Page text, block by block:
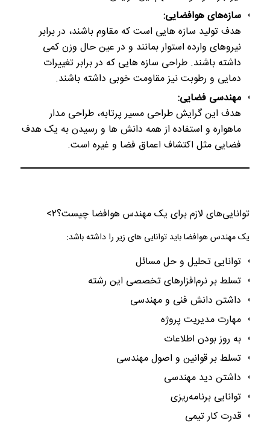
سازه‌های هوافضایی:
هدف تولید سازه هایی است که مقاوم باشند، در برابر
نیروهای وارده استوار بمانند و در عین حال وزن کمی
داشته باشند. طراحی سازه هایی که در برابر تغییرات
دمایی و رطوبت نیز مقاومت خوبی داشته باشند.
مهندسی فضایی:
هدف این گرایش طراحی مسیر پرتابه، طراحی مدار
ماهواره و استفاده از همه دانش ها و رسیدن به یک هدف
فضایی مثل اکتشاف اعماق فضا و غیره است.
توانایی‌های لازم برای یک مهندس هوافضا چیست؟۲>
یک مهندس هوافضا باید توانایی های زیر را داشته باشد:
توانایی تحلیل و حل مسائل
تسلط بر نرم‌افزارهای تخصصی این رشته
داشتن دانش فنی و مهندسی
مهارت مدیریت پروژه
به روز بودن اطلاعات
تسلط بر قوانین و اصول مهندسی
داشتن دید مهندسی
توانایی برنامه‌ریزی
قدرت کار تیمی